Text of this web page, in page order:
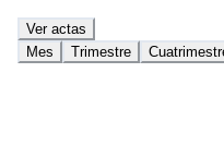
Ver actas
Mes
Trimestre